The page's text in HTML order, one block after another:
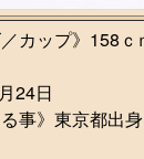
カップ》158ｃ
24日
事》東京都出